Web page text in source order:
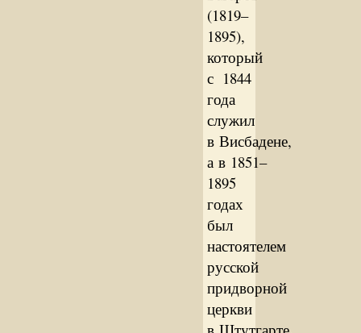
(1819–
1895),
который
с 1844
года
служил
в Висбадене,
а в 1851–
1895
годах
был
настоятелем
русской
придворной
церкви